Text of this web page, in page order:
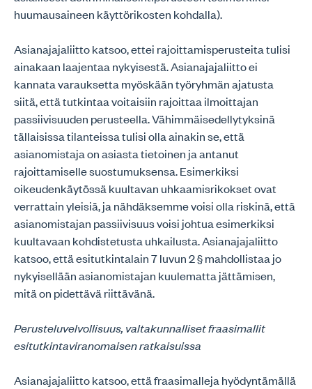
huumausaineen käyttörikosten kohdalla).
Asianajajaliitto katsoo, ettei rajoittamisperusteita tulisi
ainakaan laajentaa nykyisestä. Asianajajaliitto ei
kannata varauksetta myöskään työryhmän ajatusta
siitä, että tutkintaa voitaisiin rajoittaa ilmoittajan
passiivisuuden perusteella. Vähimmäisedellytyksinä
tällaisissa tilanteissa tulisi olla ainakin se, että
asianomistaja on asiasta tietoinen ja antanut
rajoittamiselle suostumuksensa. Esimerkiksi
oikeudenkäytössä kuultavan uhkaamisrikokset ovat
verrattain yleisiä, ja nähdäksemme voisi olla riskinä, että
asianomistajan passiivisuus voisi johtua esimerkiksi
kuultavaan kohdistetusta uhkailusta. Asianajajaliitto
katsoo, että esitutkintalain 7 luvun 2 § mahdollistaa jo
nykyisellään asianomistajan kuulematta jättämisen,
mitä on pidettävä riittävänä.
Perusteluvelvollisuus, valtakunnalliset fraasimallit
esitutkintaviranomaisen ratkaisuissa
Asianajajaliitto katsoo, että fraasimalleja hyödyntämällä